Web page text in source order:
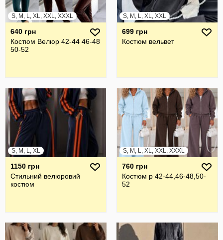
S, M, L, XL, XXL, XXXL
640 грн
Костюм Велюр 42-44 46-48
50-52
S, M, L, XL, XXL
699 грн
Костюм вельвет
S, M, L, XL
1150 грн
Стильний велюровий
костюм
S, M, L, XL, XXL, XXXL
760 грн
Костюм р 42-44,46-48,50-
52